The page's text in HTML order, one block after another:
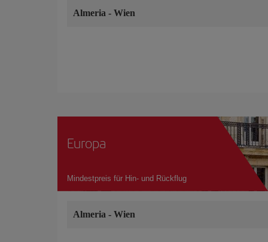
Almeria - Wien
Europa
Mindestpreis für Hin- und Rückflug
Almeria - Wien